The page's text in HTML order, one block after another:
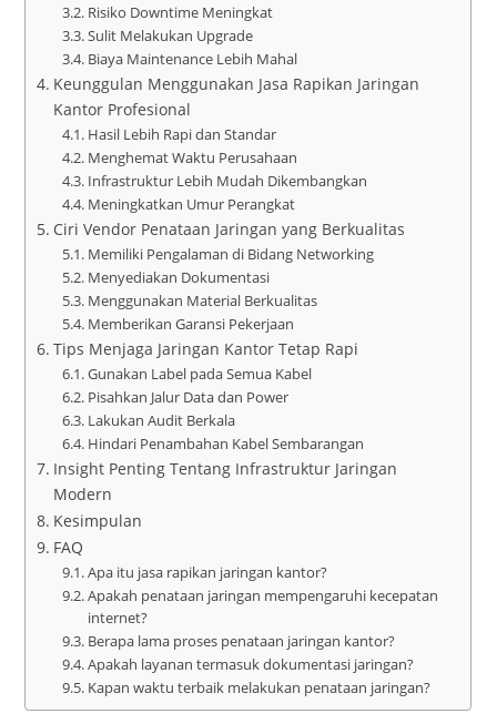
Risiko Downtime Meningkat
Sulit Melakukan Upgrade
Biaya Maintenance Lebih Mahal
Keunggulan Menggunakan Jasa Rapikan Jaringan
Kantor Profesional
Hasil Lebih Rapi dan Standar
Menghemat Waktu Perusahaan
Infrastruktur Lebih Mudah Dikembangkan
Meningkatkan Umur Perangkat
Ciri Vendor Penataan Jaringan yang Berkualitas
Memiliki Pengalaman di Bidang Networking
Menyediakan Dokumentasi
Menggunakan Material Berkualitas
Memberikan Garansi Pekerjaan
Tips Menjaga Jaringan Kantor Tetap Rapi
Gunakan Label pada Semua Kabel
Pisahkan Jalur Data dan Power
Lakukan Audit Berkala
Hindari Penambahan Kabel Sembarangan
Insight Penting Tentang Infrastruktur Jaringan
Modern
Kesimpulan
FAQ
Apa itu jasa rapikan jaringan kantor?
Apakah penataan jaringan mempengaruhi kecepatan
internet?
Berapa lama proses penataan jaringan kantor?
Apakah layanan termasuk dokumentasi jaringan?
Kapan waktu terbaik melakukan penataan jaringan?